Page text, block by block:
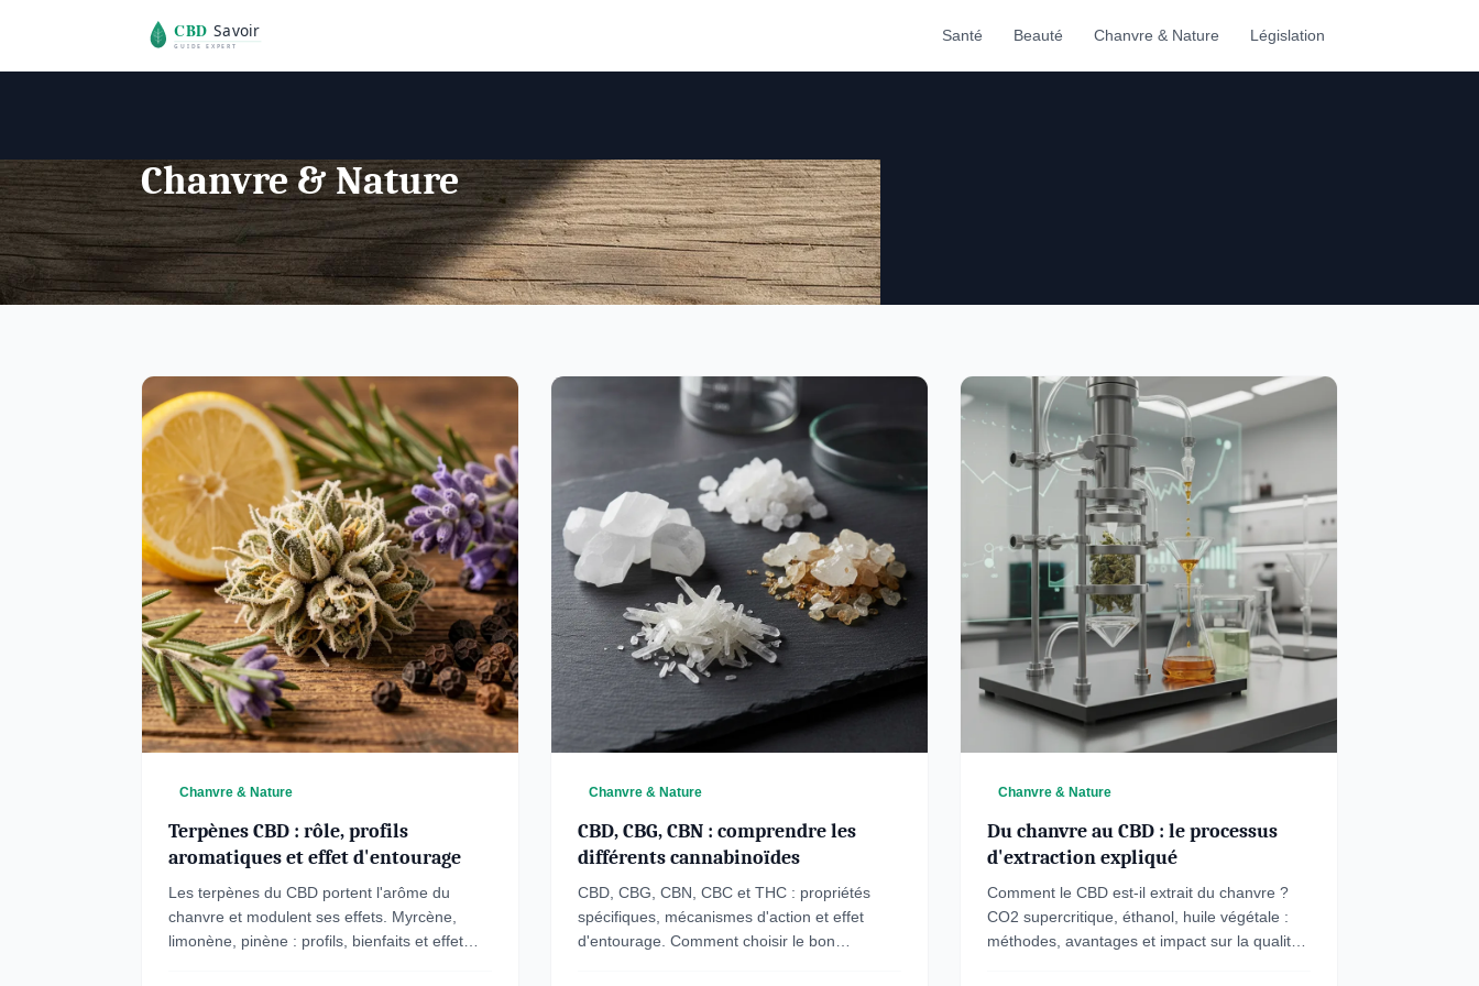
Santé Beauté Chanvre & Nature Législation
Chanvre & Nature
Chanvre & Nature
Terpènes CBD : rôle, profils
aromatiques et effet d'entourage
Les terpènes du CBD portent l'arôme du
chanvre et modulent ses effets. Myrcène,
limonène, pinène : profils, bienfaits et effet
Chanvre & Nature
CBD, CBG, CBN : comprendre les
différents cannabinoïdes
CBD, CBG, CBN, CBC et THC : propriétés
spécifiques, mécanismes d'action et effet
d'entourage. Comment choisir le bon
Chanvre & Nature
Du chanvre au CBD : le processus
d'extraction expliqué
Comment le CBD est-il extrait du chanvre ?
CO2 supercritique, éthanol, huile végétale :
méthodes, avantages et impact sur la qualité